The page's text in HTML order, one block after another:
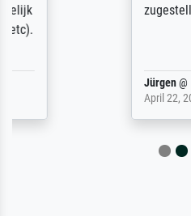
zugestellt wurde.
ProvenExpert